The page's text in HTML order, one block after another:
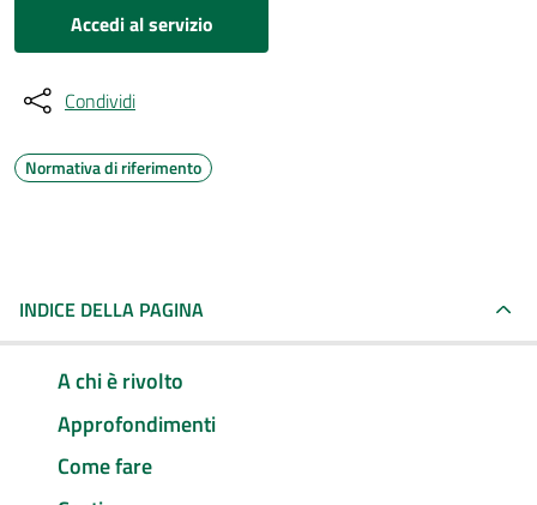
Accedi al servizio
Condividi
Normativa di riferimento
INDICE DELLA PAGINA
A chi è rivolto
Approfondimenti
Come fare